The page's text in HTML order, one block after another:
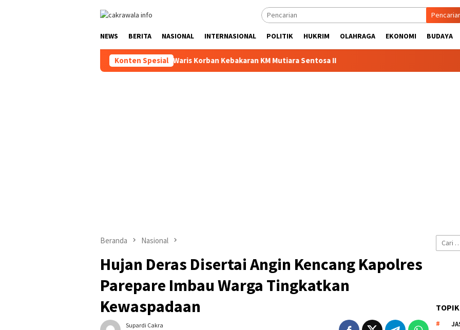
NEWS BERITA NASIONAL INTERNASIONAL POLITIK HUKRIM OLAHRAGA EKONOMI BUDAYA
Konten Spesial
Serahkan Santunan kepada Ahli Waris Korban Kebakaran KM Mutiara Sentosa II
Beranda Nasional
Hujan Deras Disertai Angin Kencang Kapolres
Parepare Imbau Warga Tingkatkan
Kewaspadaan
Supardi Cakra
Cari
untuk: